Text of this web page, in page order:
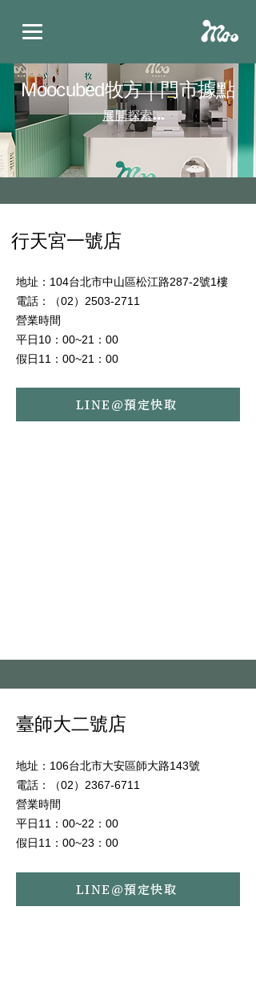
Moocubed牧方｜門市據點
展開探索之旅
行天宮一號店
地址： 104台北市中山區松江路287-2號1樓
電話：（02）2503-2711
營業時間
平日10：00~21：00
假日11：00~21：00
LINE@預定快取
臺師大二號店
地址：106台北市大安區師大路143號
電話：（02）2367-6711
營業時間
平日11：00~22：00
假日11：00~23：00
LINE@預定快取